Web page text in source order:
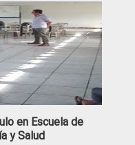
en Escuela de
y Salud